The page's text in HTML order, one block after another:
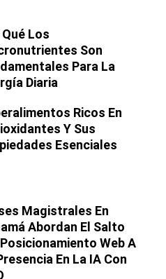
Los
Son
Para La
Diaria
Ricos En
Y Sus
Esenciales
Magistrales En
Abordan El Salto
Web A
En La IA Con